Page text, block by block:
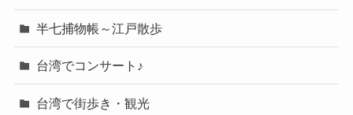
半七捕物帳～江戸散歩
台湾でコンサート♪
台湾で街歩き・観光